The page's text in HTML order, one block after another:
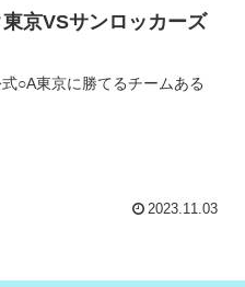
東京VSサンロッカーズ
○A東京に勝てるチームある
2023.11.03